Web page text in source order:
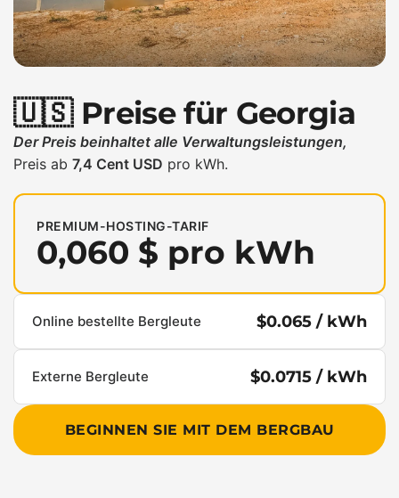
🇺🇸 Preise für Georgia
Der Preis beinhaltet alle Verwaltungsleistungen,
Preis ab7,4 Cent USD pro kWh.
PREMIUM-HOSTING-TARIF
0,060 $ pro kWh
Online bestellte Bergleute $0.065 / kWh
Externe Bergleute $0.0715 / kWh
BEGINNEN SIE MIT DEM BERGBAU